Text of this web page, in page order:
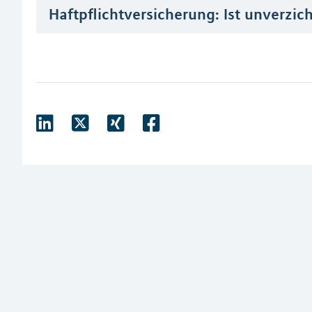
Haftpflichtversicherung: Ist